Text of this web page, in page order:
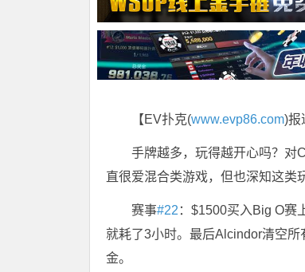
【EV扑克(www.evp86.com)报
手牌越多，玩得越开心吗？对
直很爱混合类游戏，但也深知这类
赛事#22 ：$1500买入Big O赛
就耗了3小时。最后Alcindor清空
金。